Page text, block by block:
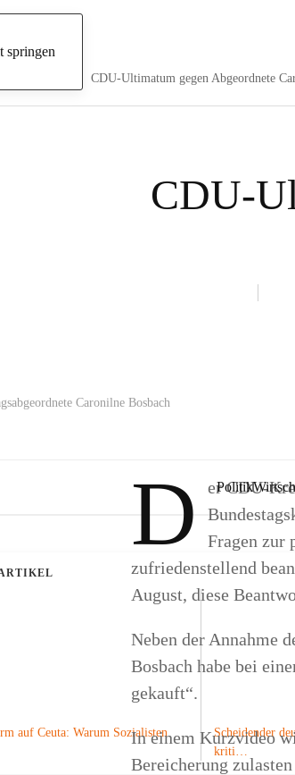
springen
Politik
auf Ceuta: Warum Sozialisten
Scheidender
kriti…
CDU-Ultimatum gegen Abgeordnete
CDU-
Caronilne Bosbach
D
er CDU-
Fragen zur
zufriedenstellend
August, diese
Neben der Annahme
Bosbach habe bei
gekauft“.
In einem Kurzvideo
Bereicherung